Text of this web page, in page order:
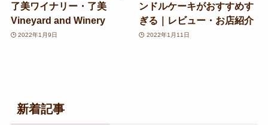
了美ワイナリー・了美
Vineyard and Winery
2022年1月9日
ンドルケーキがおすすめす
ぎる｜レビュー・お店紹介
2022年1月11日
新着記事